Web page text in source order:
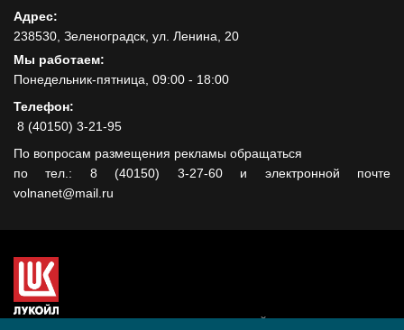
Адрес:
238530, Зеленоградск, ул. Ленина, 20
Мы работаем:
Понедельник-пятница, 09:00 - 18:00
Телефон:
8 (40150) 3-21-95
По вопросам размещения рекламы обращаться
по тел.: 8 (40150) 3-27-60 и электронной почте
volnanet@mail.ru
Сайт создан при поддержке ООО "ЛУКОЙЛ-КМН" на средства